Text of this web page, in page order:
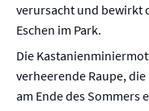
verursacht und bewirkt
Eschen im Park.
Die
verheerende Raupe,
am Ende des Sommers